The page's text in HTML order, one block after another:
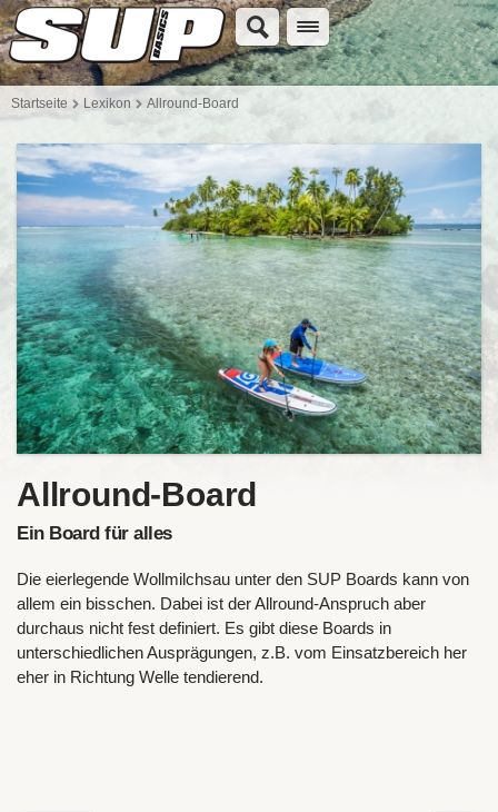
Startseite Lexikon Allround-Board
Allround-Board
Ein Board für alles
Die eierlegende Wollmilchsau unter den SUP Boards kann von
allem ein bisschen. Dabei ist der Allround-Anspruch aber
durchaus nicht fest definiert. Es gibt diese Boards in
unterschiedlichen Ausprägungen, z.B. vom Einsatzbereich her
eher in Richtung Welle tendierend.